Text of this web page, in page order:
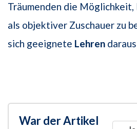
Träumenden die
als objektiver Zuschauer zu
sich geeignete Lehren
War der Artikel